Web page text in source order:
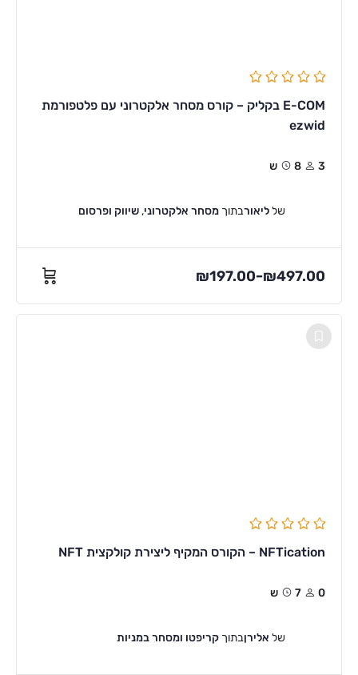
E-COM בקליק – קורס מסחר אלקטרוני עם פלטפורמת
ezwid
3 8ש
שלליאורבתוך מסחר אלקטרוני,שיווק ופרסום
₪197.00–₪497.00
NFTication – הקורס המקיף ליצירת קולקצית NFT
0 7ש
של אלירןבתוך קריפטו ומסחר במניות